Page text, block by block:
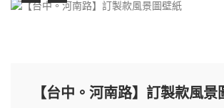
【台中。河南路】訂製款風景